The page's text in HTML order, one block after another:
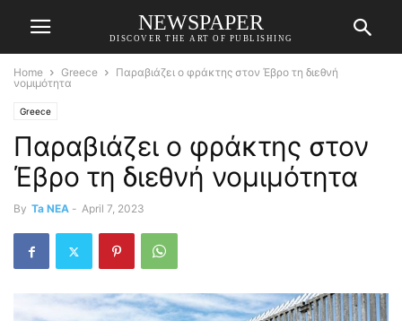
NEWSPAPER
DISCOVER THE ART OF PUBLISHING
Home Greece
Παραβιάζει ο φράκτης στον Έβρο τη διεθνή
νομιμότητα
Greece
Παραβιάζει ο φράκτης στον
Έβρο τη διεθνή νομιμότητα
By Ta NEA - April 7, 2023